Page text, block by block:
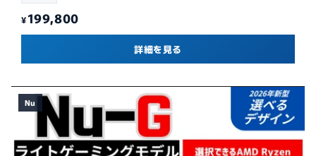
¥199,800
詳細を見る
Nu